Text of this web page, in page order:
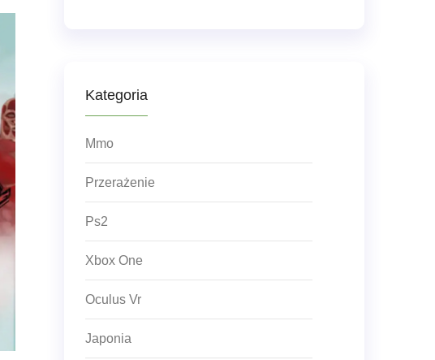
Kategoria
Mmo
Przerażenie
Ps2
Xbox One
Oculus Vr
Japonia